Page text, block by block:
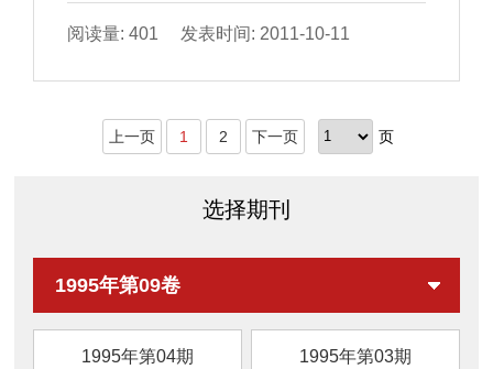
阅读量: 401 发表时间: 2011-10-11
上一页 1 2 下一页 页
选择期刊
1995年第09卷
1995年第04期 1995年第03期